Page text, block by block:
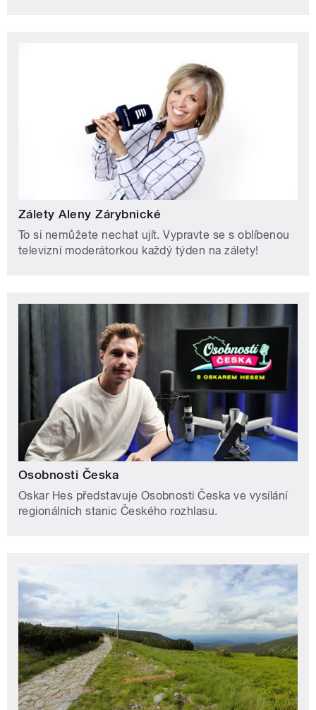
Zálety Aleny Zárybnické
To si nemůžete nechat ujít. Vypravte se s oblíbenou
televizní moderátorkou každý týden na zálety!
Osobnosti Česka
Oskar Hes představuje Osobnosti Česka ve vysílání
regionálních stanic Českého rozhlasu.